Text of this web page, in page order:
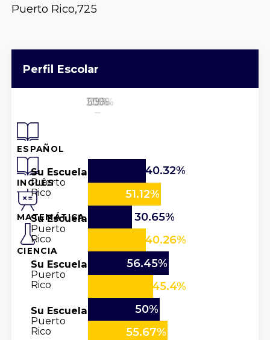
Puerto Rico,725
Perfil Escolar
ESPAÑOL
INGLÉS
MATEMÁTICA
CIENCIA
Su Escuela
Puerto
Rico
40.32%
51.12%
Su Escuela
Puerto
Rico
30.65%
40.26%
Su Escuela
Puerto
Rico
56.45%
45.4%
Su Escuela
Puerto
Rico
50%
55.67%
0%
25%
50%
75%
100%